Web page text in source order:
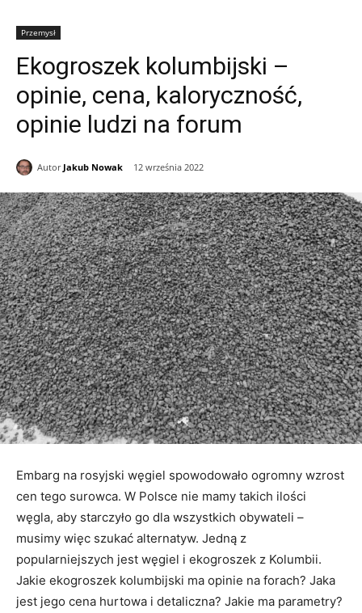
Przemysł
Ekogroszek kolumbijski –
opinie, cena, kaloryczność,
opinie ludzi na forum
Autor Jakub Nowak 12 września 2022
Embarg na rosyjski węgiel spowodowało ogromny wzrost
cen tego surowca. W Polsce nie mamy takich ilości
węgla, aby starczyło go dla wszystkich obywateli –
musimy więc szukać alternatyw. Jedną z
popularniejszych jest węgiel i ekogroszek z Kolumbii.
Jakie ekogroszek kolumbijski ma opinie na forach? Jaka
jest jego cena hurtowa i detaliczna? Jakie ma parametry?